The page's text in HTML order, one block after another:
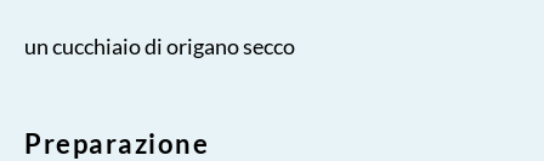
un cucchiaio di origano secco
Preparazione